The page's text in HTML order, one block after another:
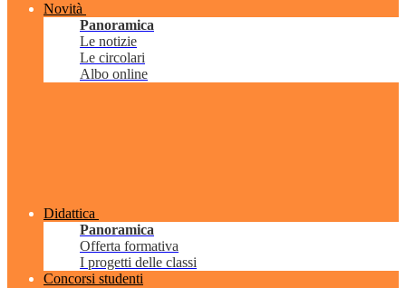
Novità
Panoramica
Le notizie
Le circolari
Albo online
Didattica
Panoramica
Offerta formativa
I progetti delle classi
Concorsi studenti